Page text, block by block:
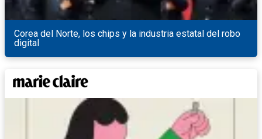
Corea del Norte, los chips y la industria estatal del robo
digital